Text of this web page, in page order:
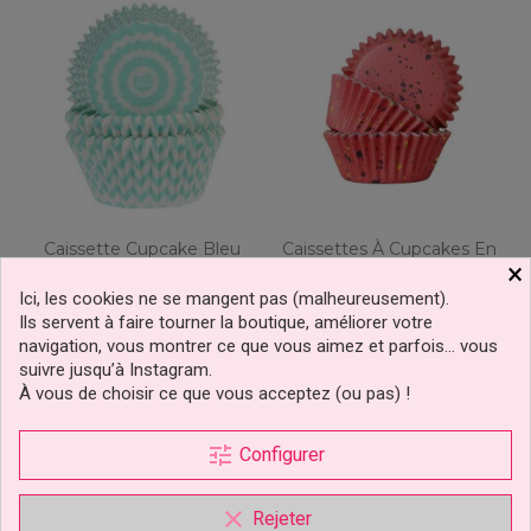
Caissette Cupcake Bleu
Prix
3,65 €
Ajouter au panier
Caissettes À Cupcakes En
Hearts Pk/30...
Prix
4,90 €
Ajouter au panier
×
Ici, les cookies ne se mangent pas (malheureusement).
Ils servent à faire tourner la boutique, améliorer votre
navigation, vous montrer ce que vous aimez et parfois… vous
suivre jusqu’à Instagram.
À vous de choisir ce que vous acceptez (ou pas) !
tune Configurer
clear Rejeter